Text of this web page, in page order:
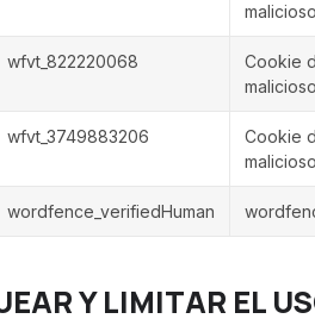
wfvt_822220068
Cookie
wfvt_3749883206
Cookie
wordfence_verifiedHuman
Y LIMITAR EL